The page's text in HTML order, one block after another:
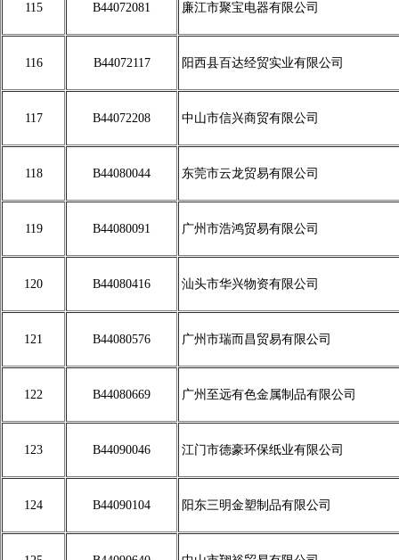
115 B44072081 廉江市聚宝电器有限公司
116 B44072117 阳西县百达经贸实业有限公司
117 B44072208 中山市信兴商贸有限公司
118 B44080044 东莞市云龙贸易有限公司
119 B44080091 广州市浩鸿贸易有限公司
120 B44080416 汕头市华兴物资有限公司
121 B44080576 广州市瑞而昌贸易有限公司
122 B44080669 广州至远有色金属制品有限公司
123 B44090046 江门市德豪环保纸业有限公司
124 B44090104 阳东三明金塑制品有限公司